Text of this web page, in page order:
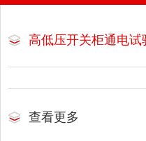
高低压开关柜通电试
查看更多